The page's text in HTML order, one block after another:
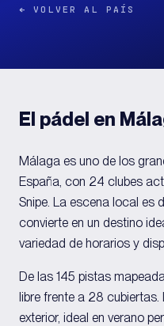
←VOLVER AL PAÍS
El pádel en
Málaga es uno de los
España, con 24 clubes
Snipe. La escena local es
convierte en un destino
variedad de horarios y
De las 145 pistas
libre frente a 28
exterior, ideal en verano